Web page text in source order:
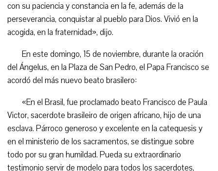
con su paciencia y constancia en la fe, además de la
perseverancia, conquistar al pueblo para Dios. Vivió en la
acogida, en la fraternidad», dijo.
En este domingo, 15 de noviembre, durante la oración
del Ángelus, en la Plaza de San Pedro, el Papa Francisco se
acordó del más nuevo beato brasilero:
«En el Brasil, fue proclamado beato Francisco de Paula
Victor, sacerdote brasileiro de origen africano, hijo de una
esclava. Párroco generoso y excelente en la catequesis y
en el ministerio de los sacramentos, se distingue sobre
todo por su gran humildad. Pueda su extraordinario
testimonio servir de modelo para todos los sacerdotes,